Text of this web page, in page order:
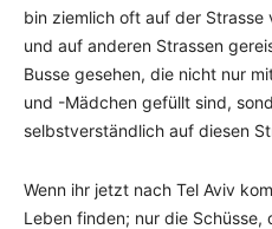
bin ziemlich oft auf der Strasse
und auf anderen Strassen
Busse gesehen, die nicht nur
und -Mädchen gefüllt sind,
selbstverständlich auf diesen
Wenn ihr jetzt nach Tel Aviv
Leben finden; nur die Schüsse,